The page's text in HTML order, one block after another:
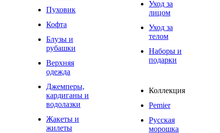
Пуховик
Кофта
Блузы и
рубашки
Верхняя
одежда
Джемперы,
кардиганы и
водолазки
Жакеты и
жилеты
Уход за
лицом
Уход за
телом
Наборы и
подарки
Коллекция
Pemier
Русская
морошка